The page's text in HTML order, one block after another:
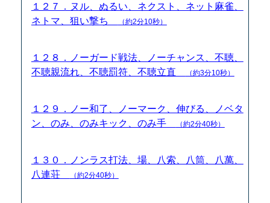
１２７．ヌル、ぬるい、ネクスト、ネット麻雀、
ネトマ、狙い撃ち
（約2分10秒）
１２８．ノーガード戦法、ノーチャンス、不聴、
不聴親流れ、不聴罰符、不聴立直
（約3分10秒）
１２９．ノー和了、ノーマーク、伸びる、ノベタ
ン、のみ、のみキック、のみ手
（約2分40秒）
１３０．ノンラス打法、場、八索、八筒、八萬、
八連荘
（約2分40秒）